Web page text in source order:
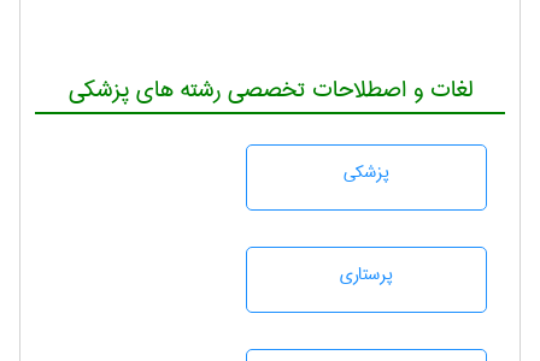
لغات و اصطلاحات تخصصی رشته های پزشکی
پزشكی
پرستاری